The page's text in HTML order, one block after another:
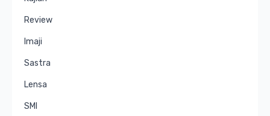
Review
Imaji
Sastra
Lensa
SMI